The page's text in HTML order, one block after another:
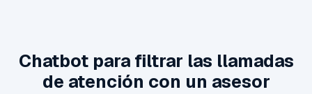
Chatbot para filtrar las llamadas
de atención con un asesor